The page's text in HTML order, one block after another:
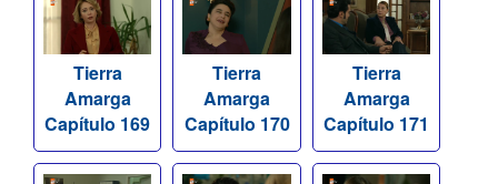
Tierra
Amarga
Capítulo 169
Tierra
Amarga
Capítulo 170
Tierra
Amarga
Capítulo 171